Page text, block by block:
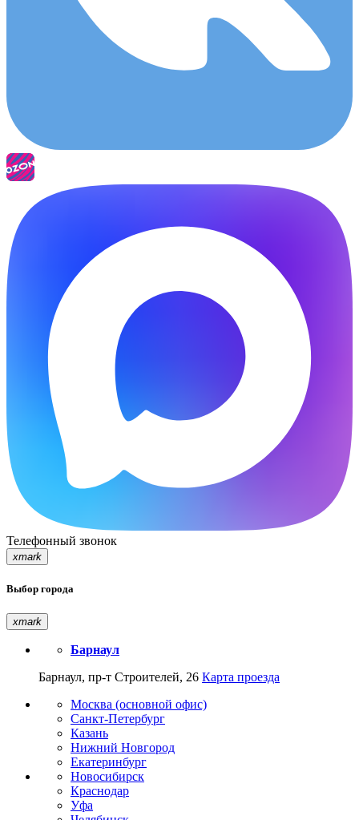
Телефонный звонок
xmark
Выбор города
xmark
Барнаул
Барнаул, пр-т Строителей, 26 Карта проезда
Москва (основной офис)
Санкт-Петербург
Казань
Нижний Новгород
Екатеринбург
Новосибирск
Краснодар
Уфа